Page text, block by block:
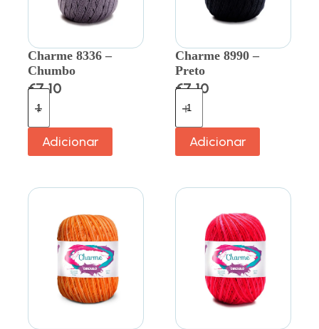
Charme 8336 –
Chumbo
€7.10
Adicionar
Charme 8990 –
Preto
€7.10
Adicionar